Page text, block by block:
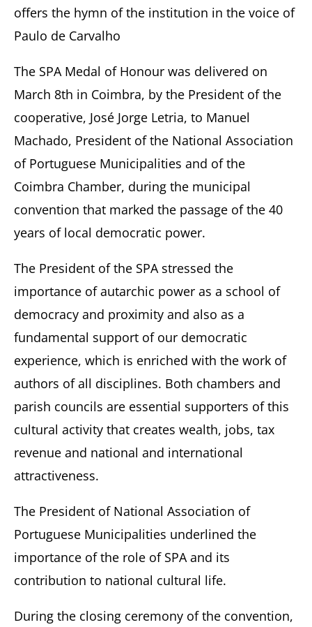
offers the hymn of the institution in the voice of
Paulo de Carvalho
The SPA Medal of Honour was delivered on
March 8th in Coimbra, by the President of the
cooperative, José Jorge Letria, to Manuel
Machado, President of the National Association
of Portuguese Municipalities and of the
Coimbra Chamber, during the municipal
convention that marked the passage of the 40
years of local democratic power.
The President of the SPA stressed the
importance of autarchic power as a school of
democracy and proximity and also as a
fundamental support of our democratic
experience, which is enriched with the work of
authors of all disciplines. Both chambers and
parish councils are essential supporters of this
cultural activity that creates wealth, jobs, tax
revenue and national and international
attractiveness.
The President of National Association of
Portuguese Municipalities underlined the
importance of the role of SPA and its
contribution to national cultural life.
During the closing ceremony of the convention,